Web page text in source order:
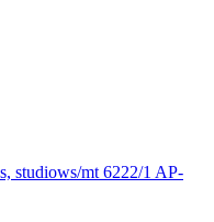
studiows/mt 6222/1 AP-